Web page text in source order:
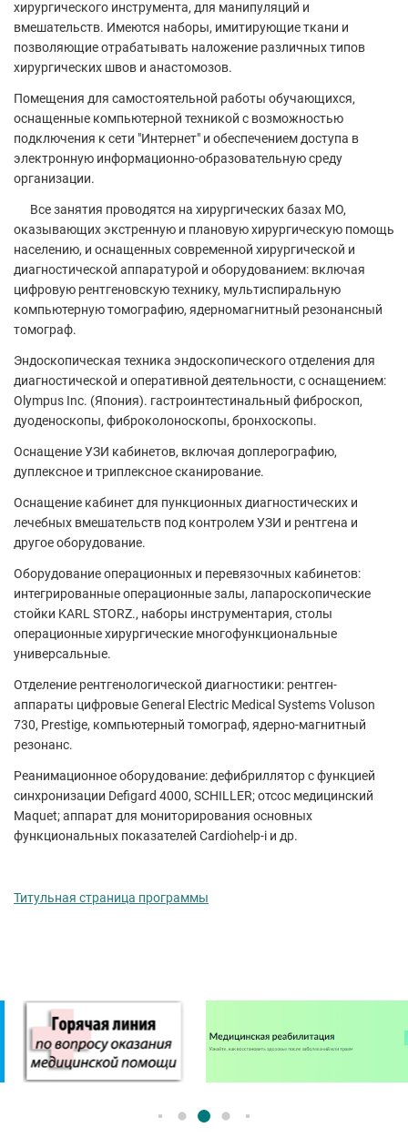
хирургического инструмента, для манипуляций и
вмешательств. Имеются наборы, имитирующие ткани и
позволяющие отрабатывать наложение различных типов
хирургических швов и анастомозов.
Помещения для самостоятельной работы обучающихся,
оснащенные компьютерной техникой с возможностью
подключения к сети "Интернет" и обеспечением доступа в
электронную информационно-образовательную среду
организации.
Все занятия проводятся на хирургических базах МО,
оказывающих экстренную и плановую хирургическую помощь
населению, и оснащенных современной хирургической и
диагностической аппаратурой и оборудованием: включая
цифровую рентгеновскую технику, мультиспиральную
компьютерную томографию, ядерно­магнитный резонансный
томограф.
Эндоскопическая техника эндоскопического отделения для
диагностической и оперативной деятельности, с оснащением:
Olympus Inc. (Япония). гастроинтестинальный фиброскоп,
дуоденоскопы, фиброколоноскопы, бронхоскопы.
Оснащение УЗИ кабинетов, включая доплерографию,
дуплексное и триплексное сканирование.
Оснащение кабинет для пункционных диагностических и
лечебных вмешательств под контролем УЗИ и рентгена и
другое оборудование.
Оборудование операционных и перевязочных кабинетов:
интегрированные операционные залы, лапароскопические
стойки KARL STORZ., наборы инструментария, столы
операционные хирургические многофункциональные
универсальные.
Отделение рентгенологической диагностики: рентген-
аппараты цифровые General Electric Medical Systems Voluson
730, Prestige, компьютерный томограф, ядерно-магнитный
резонанс.
Реанимационное оборудование: дефибриллятор с функцией
синхронизации Defigard 4000, SCHILLER; отсос медицинский
Maquet; аппарат для мониторирования основных
функциональных показателей Cardiohelp-i и др.
Титульная страница программы